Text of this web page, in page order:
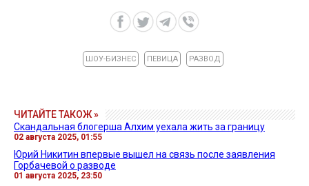
ШОУ-БИЗНЕС ПЕВИЦА РАЗВОД
ЧИТАЙТЕ ТАКОЖ »
Скандальная блогерша Алхим уехала жить за границу
02 августа 2025, 01:55
Юрий Никитин впервые вышел на связь после заявления
Горбачевой о разводе
01 августа 2025, 23:50